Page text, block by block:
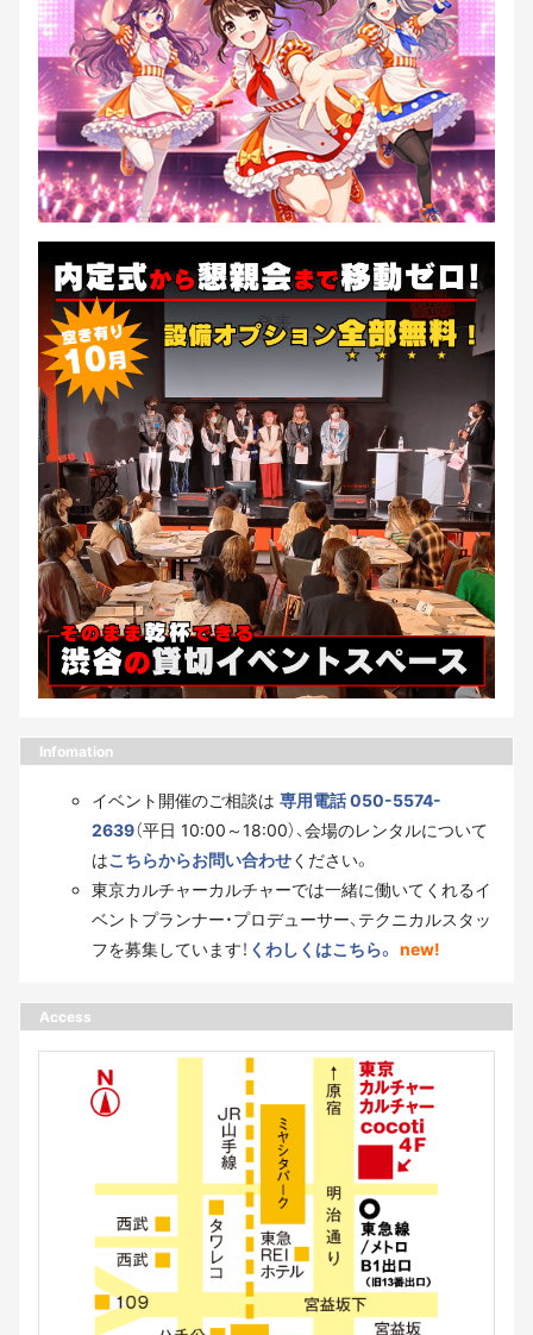
Infomation
イベント開催のご相談は 専用電話 050-5574-
2639（平日 10:00～18:00）、会場のレンタルについて
はこちらからお問い合わせください。
東京カルチャーカルチャーでは一緒に働いてくれるイ
ベントプランナー・プロデューサー、テクニカルスタッ
フを募集しています！ くわしくはこちら。 new!
Access